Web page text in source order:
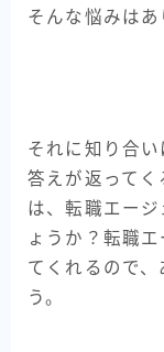
そんな悩みはあ
それに知り合
答えが返って
は、転職エー
ょうか？転職
てくれるので
う。